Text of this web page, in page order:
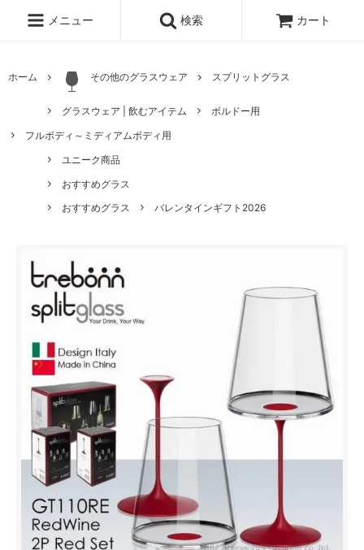
メニュー 検索 カート
ホーム その他のグラスウェア スプリットグラス
グラスウェア | 飲むアイテム
ボルドー用
フルボディ～ミディアムボディ用
ユニーク商品
おすすめグラス
おすすめグラス
バレンタインギフト2026